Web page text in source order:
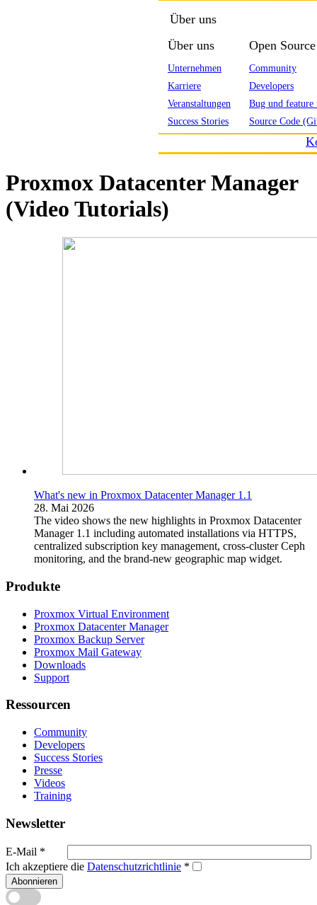
Über uns
Über uns
Unternehmen
Karriere
Veranstaltungen
Success Stories
Open Source
Community
Developers
Bug und feature
Source Code
Proxmox Datacenter Manager
(Video Tutorials)
What's new in Proxmox Datacenter Manager 1.1
28. Mai 2026
The video shows the new highlights in Proxmox Datacenter
Manager 1.1 including automated installations via HTTPS,
centralized subscription key management, cross-cluster Ceph
monitoring, and the brand-new geographic map widget.
Produkte
Proxmox Virtual Environment
Proxmox Datacenter Manager
Proxmox Backup Server
Proxmox Mail Gateway
Downloads
Support
Ressourcen
Community
Developers
Success Stories
Presse
Videos
Training
Newsletter
E-Mail *
Ich akzeptiere die Datenschutzrichtlinie *
Abonnieren